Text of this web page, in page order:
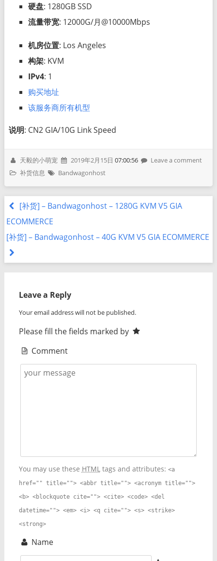
硬盘: 1280GB SSD
流量带宽: 12000G/月@10000Mbps
机房位置: Los Angeles
构架: KVM
IPv4: 1
购买地址
该服务商所有机型
说明: CN2 GIA/10G Link Speed
天毅的小萌宠 2019年2月15日 07:00:56
Leave a comment
补货信息
Bandwagonhost
[补货] – Bandwagonhost – 1280G KVM V5 GIA
ECOMMERCE
[补货] – Bandwagonhost – 40G KVM V5 GIA ECOMMERCE
Leave a Reply
Your email address will not be published.
Please fill the fields marked by
Comment
You may use these HTMLtags and attributes: <a
href="" title=""> <abbr title=""> <acronym title="">
<b> <blockquote cite=""> <cite> <code> <del
datetime=""> <em> <i> <q cite=""> <s> <strike>
<strong>
Name